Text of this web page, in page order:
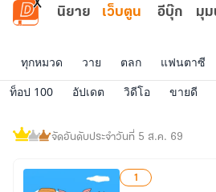
ข้ามไปยังเนื้อหาหลัก
นิยาย เว็บตูน อีบุ๊ก มุม
ทุกหมวด วาย ตลก แฟนตาซี
ท็อป 100
อัปเดต วิดีโอ ขายดี
ตูน
ท็อป
จัดอันดับประจำวันที่ 5 ส.ค. 69
1